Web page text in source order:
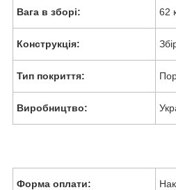
Вага в зборі: 62
Конструкція:
Тип покриття:
Виробництво:
Форма оплати: